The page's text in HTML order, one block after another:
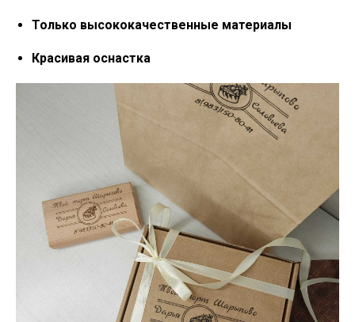
Только высококачественные материалы
Красивая оснастка